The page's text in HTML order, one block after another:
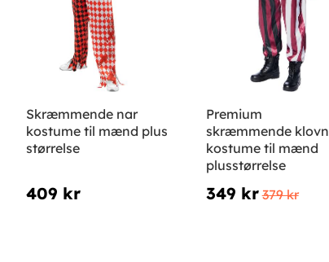
Skræmmende nar
kostume til mænd plus
størrelse
409 kr
Premium
skræmmende klovn
kostume til mænd
plusstørrelse
349 kr 379 kr